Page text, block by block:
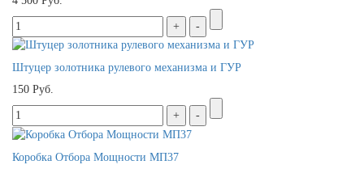
Штуцер золотника рулевого механизма и ГУР
150 Руб.
Коробка Отбора Мощности МП37